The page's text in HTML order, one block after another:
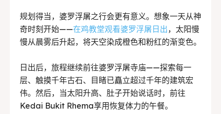
规划得当，婆罗浮屠之行会更有意义。想象一天从神
奇时刻开始——在鸡教堂观看婆罗浮屠日出，太阳慢
慢从晨雾后升起，将天空染成橙色和粉红的渐变色。
日出后，旅程继续前往婆罗浮屠寺庙——探索每一
层、触摸千年古石、目睹已矗立超过千年的建筑宏
伟。然后，当太阳升高、肚子开始说话时，前往
Kedai Bukit Rhema享用恢复体力的午餐。